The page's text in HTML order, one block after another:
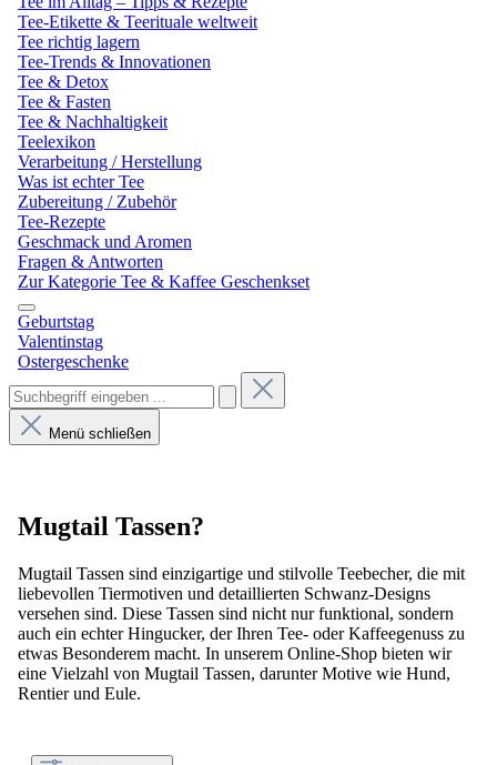
Tee-Etikette & Teerituale weltweit
Tee richtig lagern
Tee-Trends & Innovationen
Tee & Detox
Tee & Fasten
Tee & Nachhaltigkeit
Teelexikon
Verarbeitung / Herstellung
Was ist echter Tee
Zubereitung / Zubehör
Tee-Rezepte
Geschmack und Aromen
Fragen & Antworten
Zur Kategorie Tee & Kaffee Geschenkset
Geburtstag
Valentinstag
Ostergeschenke
Menü schließen
Mugtail Tassen?
Mugtail Tassen sind einzigartige und stilvolle Teebecher, die mit
liebevollen Tiermotiven und detaillierten Schwanz-Designs
versehen sind. Diese Tassen sind nicht nur funktional, sondern
auch ein echter Hingucker, der Ihren Tee- oder Kaffeegenuss zu
etwas Besonderem macht. In unserem Online-Shop bieten wir
eine Vielzahl von Mugtail Tassen, darunter Motive wie Hund,
Rentier und Eule.